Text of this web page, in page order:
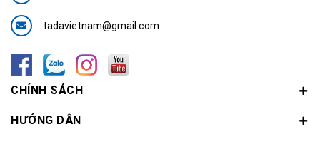
tadavietnam@gmail.com
CHÍNH SÁCH
HƯỚNG DẪN